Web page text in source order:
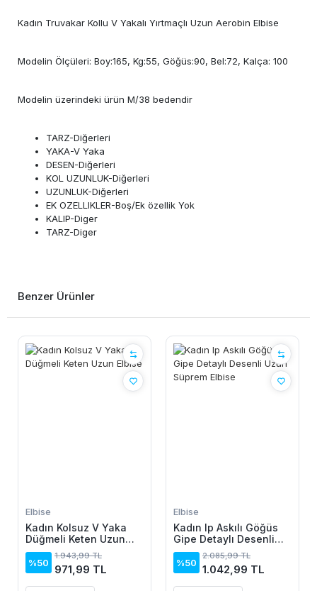
Kadın Truvakar Kollu V Yakalı Yırtmaçlı Uzun Aerobin Elbise
Modelin Ölçüleri: Boy:165, Kg:55, Göğüs:90, Bel:72, Kalça: 100
Modelin üzerindeki ürün M/38 bedendir
TARZ-Diğerleri
YAKA-V Yaka
DESEN-Diğerleri
KOL UZUNLUK-Diğerleri
UZUNLUK-Diğerleri
EK OZELLIKLER-Boş/Ek özellik Yok
KALIP-Diger
TARZ-Diger
Benzer Ürünler
Elbise
Kadın Kolsuz V Yaka
Düğmeli Keten Uzun
Elbise
%50
1.943,99 TL
971,99 TL
Elbise
Kadın Ip Askılı Göğüs
Gipe Detaylı Desenli
Uzun Süprem Elbise
%50
2.085,99 TL
1.042,99 TL